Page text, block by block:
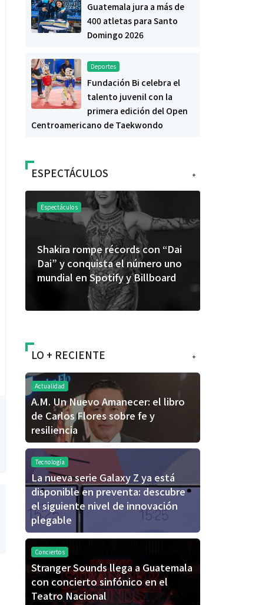
Guatemala jura a más de
400 atletas para Santo
Domingo 2026
Deportes
Fundación Bi celebra el
talento juvenil con la
primera edición del Open
Centroamericano de Taekwondo
+
ESPECTÁCULOS
Espectáculos
Shakira rompe récords con “Dai
Dai” y conquista el número uno
mundial en Spotify y Billboard
+
LO + RECIENTE
Actualidad
A.M. Un Nuevo Amanecer: el libro
de Carlos Flores sobre fe y
resiliencia
Tecnología
La nueva serie Galaxy Z ya está
disponible en preventa: descubre
el siguiente nivel de innovación
plegable
Conciertos
Stranger Sounds llega a Guatemala
con concierto sinfónico en el
Teatro Nacional